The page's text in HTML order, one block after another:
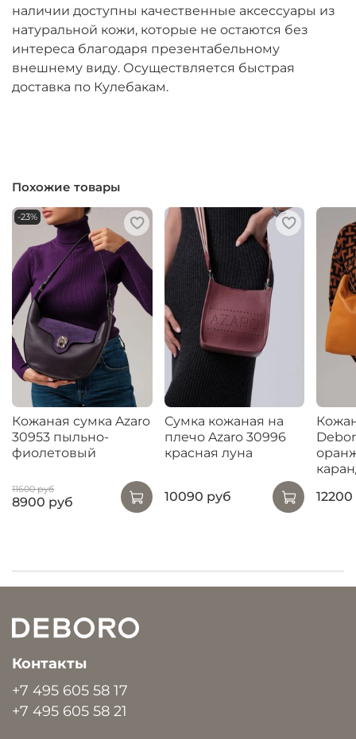
наличии доступны качественные аксессуары из
натуральной кожи, которые не остаются без
интереса благодаря презентабельному
внешнему виду. Осуществляется быстрая
доставка по Кулебакам.
Похожие товары
-23%
Кожаная сумка Azaro
30953 пыльно-
фиолетовый
11600 руб
8900 руб
Сумка кожаная на
плечо Azaro 30996
красная луна
10090 руб
Контакты
+7 495 605 58 17
+7 495 605 58 21